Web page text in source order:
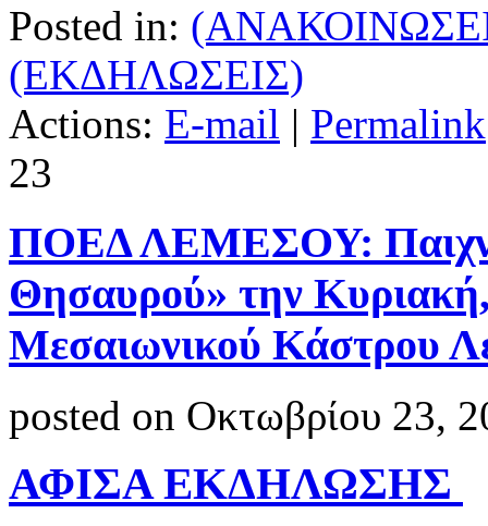
Posted in:
(ΕΚΔΗΛΩΣΕΙΣ)
Actions: E-mail | Permalink
23
ΠΟΕΔ ΛΕΜΕΣΟΥ:
Θησαυρού» την
Μεσαιωνικού Κάστρου
posted on Οκτωβρίου 23,
ΑΦΙΣΑ ΕΚΔΗΛΩΣΗΣ